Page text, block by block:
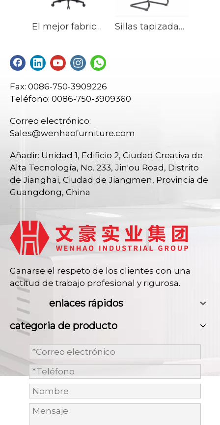
El mejor fabricante de sillas de escritorio tapizadas con silla de oficina ajustable ergonómica de malla en China Sillas tapizadas silla negra moderna de la oficina del escritorio de la conferencia de la malla con los apoyabrazos
Fax: 0086-750-3909226
Teléfono: 0086-750-3909360
Correo electrónico:
Sales@wenhaofurniture.com
Añadir: Unidad 1, Edificio 2, Ciudad Creativa de
Alta Tecnología, No. 233, Jin'ou Road, Distrito
de Jianghai, Ciudad de Jiangmen, Provincia de
Guangdong, China
Ganarse el respeto de los clientes con una
actitud de trabajo profesional y rigurosa.
enlaces rápidos
categoria de producto